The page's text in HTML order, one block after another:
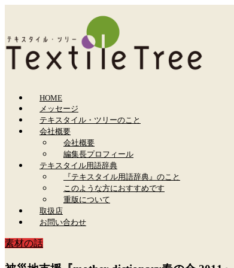
HOME
メッセージ
テキスタイル・ツリーのこと
会社概要
会社概要
編集長プロフィール
テキスタイル用語辞典
『テキスタイル用語辞典』のこと
このような方におすすめです
重版について
取扱店
お問い合わせ
素材の話